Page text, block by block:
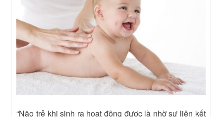
“Não trẻ khi sinh ra hoạt động được là nhờ sự liên kết